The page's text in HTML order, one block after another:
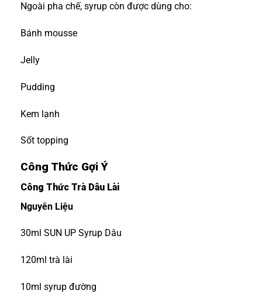
Ngoài pha chế, syrup còn được dùng cho:
Bánh mousse
Jelly
Pudding
Kem lạnh
Sốt topping
Công Thức Gợi Ý
Công Thức Trà Dâu Lài
Nguyên Liệu
30ml SUN UP Syrup Dâu
120ml trà lài
10ml syrup đường